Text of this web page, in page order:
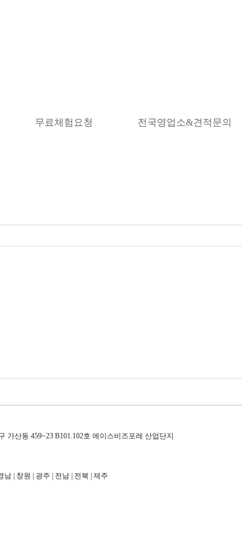
무료체험요청 전국영업소&견적문의
가산동 459~23 B101.102호 에이스비즈포레 산업단지
| 창원 | 광주 | 전남 | 전북 | 제주